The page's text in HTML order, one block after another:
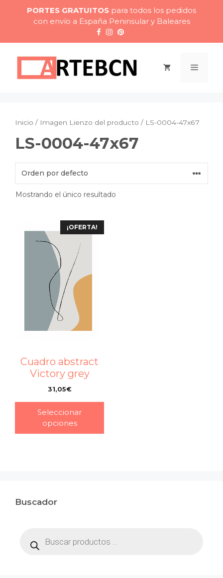
contenido
PORTES GRATUITOS para todos los pedidos
con envío a España Peninsular y Baleares
Menú
Inicio / Imagen Lienzo del producto / LS-0004-47x67
LS-0004-47x67
Mostrando el único resultado
¡OFERTA!
Cuadro abstract
Victory grey
31,05€
Seleccionar
opciones
Buscador
productos